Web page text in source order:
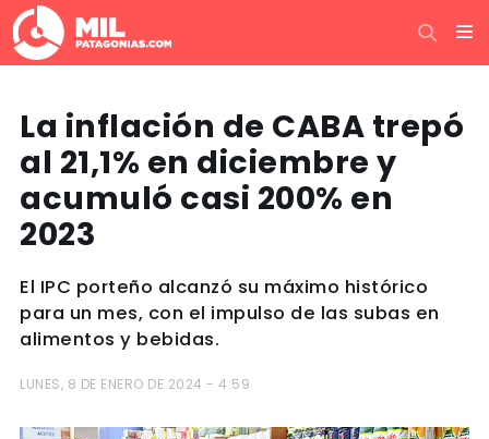
La inflación de CABA trepó
al 21,1% en diciembre y
acumuló casi 200% en
2023
El IPC porteño alcanzó su máximo histórico
para un mes, con el impulso de las subas en
alimentos y bebidas.
LUNES, 8 DE ENERO DE 2024 - 4:59